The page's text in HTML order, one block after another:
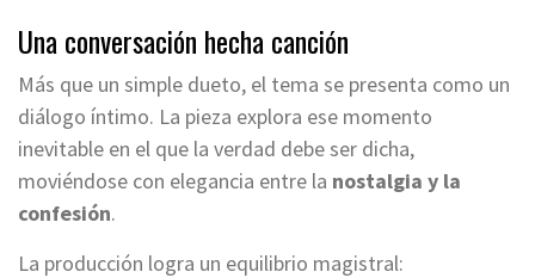
Una conversación hecha canción
Más que un simple dueto, el tema se presenta como un
diálogo íntimo. La pieza explora ese momento
inevitable en el que la verdad debe ser dicha,
moviéndose con elegancia entre la nostalgia y la
confesión.
La producción logra un equilibrio magistral: